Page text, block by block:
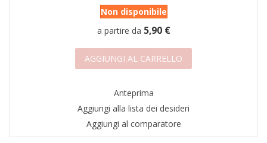
Non disponibile
a partire da 5,90 €
AGGIUNGI AL CARRELLO
Anteprima
Aggiungi alla lista dei desideri
Aggiungi al comparatore